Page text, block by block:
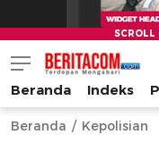
beritacom.com
bestnews
Beranda Indeks
Beranda Kepolisian